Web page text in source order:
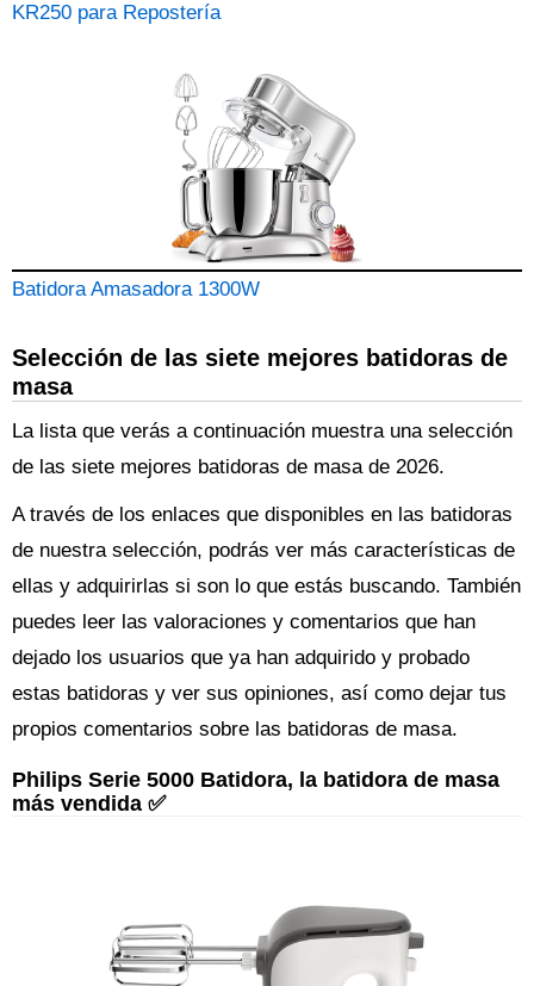
KR250 para Repostería
Batidora Amasadora 1300W
Selección de las siete mejores batidoras de
masa
La lista que verás a continuación muestra una selección
de las siete mejores batidoras de masa de 2026.
A través de los enlaces que disponibles en las batidoras
de nuestra selección, podrás ver más características de
ellas y adquirirlas si son lo que estás buscando. También
puedes leer las valoraciones y comentarios que han
dejado los usuarios que ya han adquirido y probado
estas batidoras y ver sus opiniones, así como dejar tus
propios comentarios sobre las batidoras de masa.
Philips Serie 5000 Batidora, la batidora de masa
más vendida ✅